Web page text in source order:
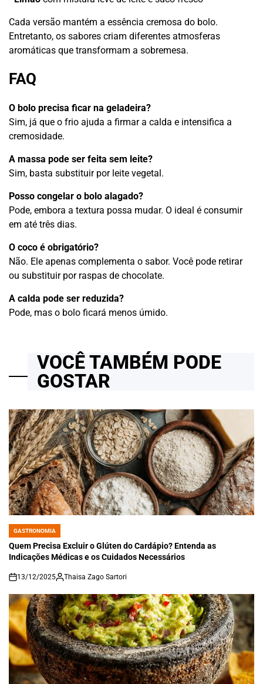
Cada versão mantém a essência cremosa do bolo.
Entretanto, os sabores criam diferentes atmosferas
aromáticas que transformam a sobremesa.
FAQ
O bolo precisa ficar na geladeira?
Sim, já que o frio ajuda a firmar a calda e intensifica a
cremosidade.
A massa pode ser feita sem leite?
Sim, basta substituir por leite vegetal.
Posso congelar o bolo alagado?
Pode, embora a textura possa mudar. O ideal é consumir
em até três dias.
O coco é obrigatório?
Não. Ele apenas complementa o sabor. Você pode retirar
ou substituir por raspas de chocolate.
A calda pode ser reduzida?
Pode, mas o bolo ficará menos úmido.
VOCÊ TAMBÉM PODE
GOSTAR
POSTED
IN
GASTRONOMIA
Quem Precisa Excluir o Glúten do Cardápio? Entenda as
Indicações Médicas e os Cuidados Necessários
on
13/12/2025 Thaisa Zago Sartori